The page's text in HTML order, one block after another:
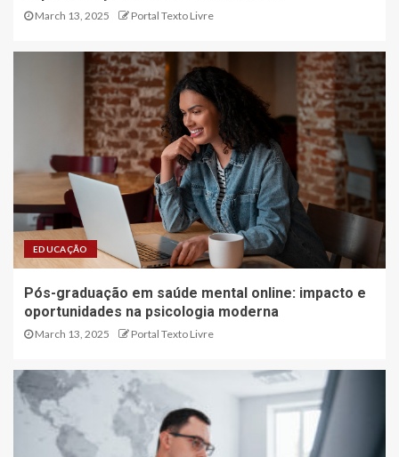
March 13, 2025 Portal Texto Livre
EDUCAÇÃO
Pós-graduação em saúde mental online: impacto e
oportunidades na psicologia moderna
March 13, 2025 Portal Texto Livre